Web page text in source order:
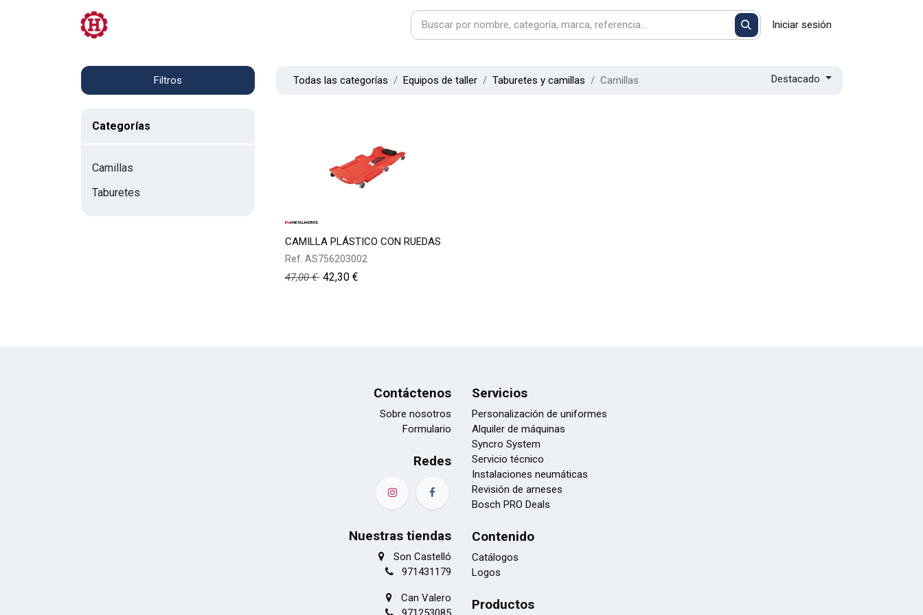
Iniciar sesión
Filtros
Categorías
Camillas
Taburetes
Todas las categorías Equipos de taller Taburetes y camillas Camillas Destacado
CAMILLA PLÁSTICO CON RUEDAS
Ref. AS756203002
47,00€ 42,30€
Contáctenos
Sobre nosotros
Formulario
Redes
Nuestras tiendas
Son Castelló
971431179
Can Valero
Servicios
Personalización de uniformes
Alquiler de máquinas
Syncro System
Servicio técnico
Instalaciones neumáticas
Revisión de arneses
Bosch PRO Deals
Contenido
Catálogos
Logos
Productos